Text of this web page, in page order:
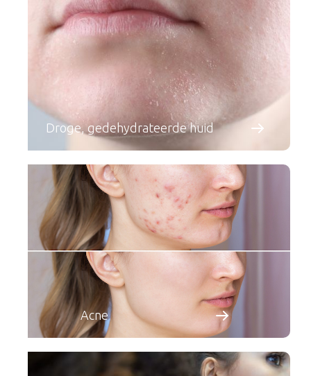
Droge, gedehydrateerde huid
Acne